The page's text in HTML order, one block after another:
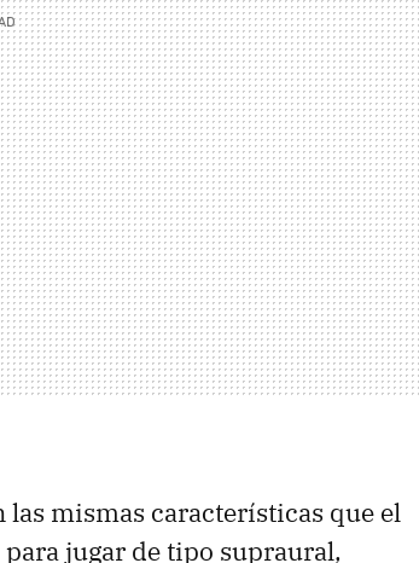
las mismas características que el
jugar de tipo supraural,